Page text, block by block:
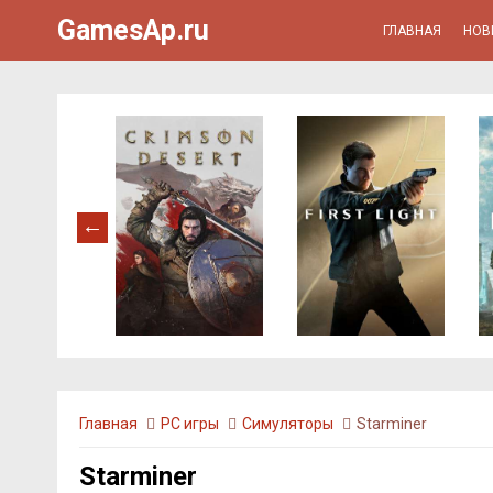
GamesAp.ru ГЛАВНАЯ
Главная PC игры Симуляторы Starminer
Starminer